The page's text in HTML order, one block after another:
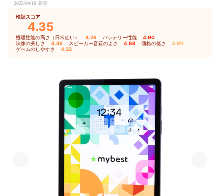
2025/04/18 発売
検証スコア
4.35
処理性能の高さ（日常使い） 4.26 バッテリー性能 4.90
映像の美しさ 4.46 スピーカー音質のよさ 4.68 価格の低さ 3.90
ゲームのしやすさ 4.22